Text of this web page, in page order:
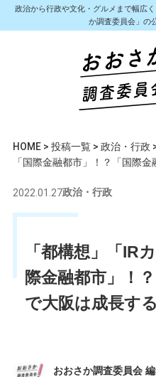
政治から行政や文化・グルメまで幅広
か調査委員会」の
HOME> 投稿一覧> 政治・行政
「国際金融都市」！？「国際
2022.01.27政治・行政
「都構想」「IR
際金融都市」！
で大阪は成長す
おおさか調査委員会